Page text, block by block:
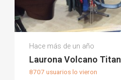
Armería La Torre M.
Hace más de un año
Laurona Volcano Titan
8707 usuarios lo vieron